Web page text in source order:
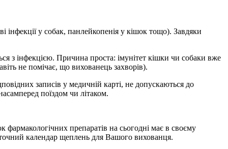
у собак, панлейкопенія у кішок тощо). Завдяки
з інфекцією. Причина проста: імунітет кішки чи собаки вже
не помічає, що вихованець захворів).
записів у медичній карті, не допускаються до
поїздом чи літаком.
фармакологічних препаратів на сьогодні має в своєму
календар щеплень для Вашого вихованця.